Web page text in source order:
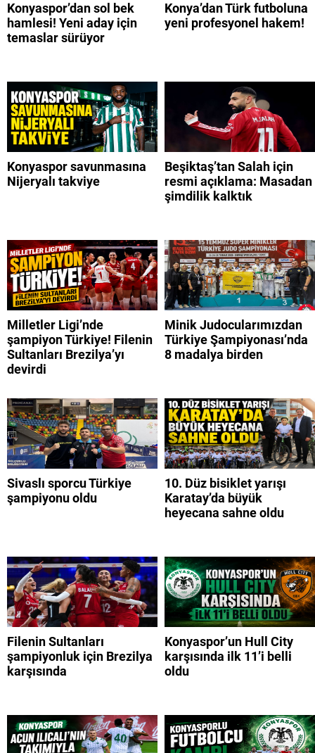
Konyaspor’dan sol bek
hamlesi! Yeni aday için
temaslar sürüyor
Konya’dan Türk futboluna
yeni profesyonel hakem!
Konyaspor savunmasına
Nijeryalı takviye
Beşiktaş’tan Salah için
resmi açıklama: Masadan
şimdilik kalktık
Milletler Ligi’nde
şampiyon Türkiye! Filenin
Sultanları Brezilya’yı
devirdi
Minik Judocularımızdan
Türkiye Şampiyonası’nda
8 madalya birden
Sivaslı sporcu Türkiye
şampiyonu oldu
10. Düz bisiklet yarışı
Karatay’da büyük
heyecana sahne oldu
Filenin Sultanları
şampiyonluk için Brezilya
karşısında
Konyaspor’un Hull City
karşısında ilk 11’i belli
oldu